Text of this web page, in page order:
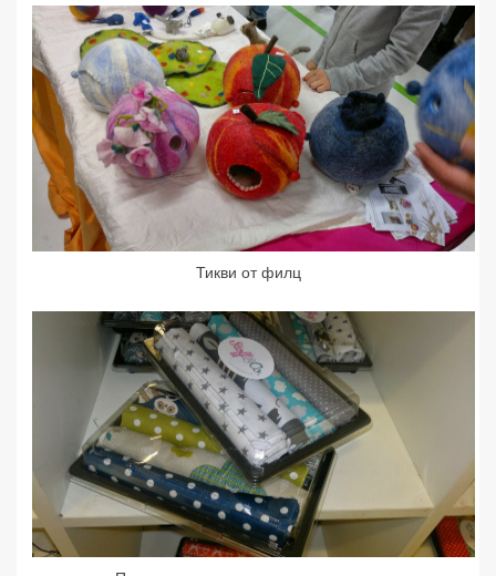
Тикви от филц